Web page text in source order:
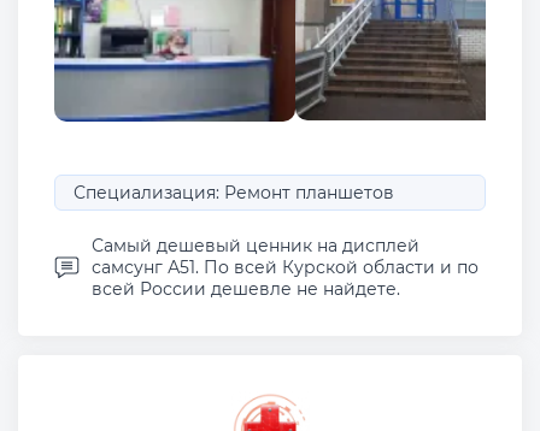
Специализация: Ремонт планшетов
Самый дешевый ценник на дисплей
самсунг А51. По всей Курской области и по
всей России дешевле не найдете.